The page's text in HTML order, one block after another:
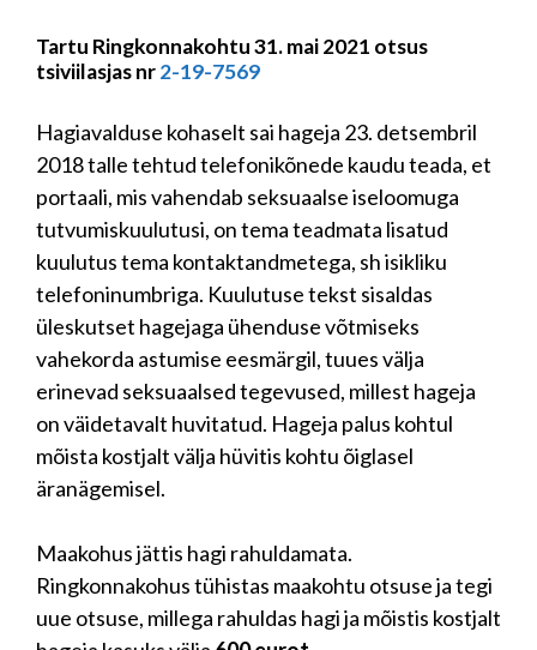
Tartu Ringkonnakohtu 31. mai 2021 otsus
tsiviilasjas nr2-19-7569
Hagiavalduse kohaselt sai hageja 23. detsembril
2018 talle tehtud telefonikõnede kaudu teada, et
portaali, mis vahendab seksuaalse iseloomuga
tutvumiskuulutusi, on tema teadmata lisatud
kuulutus tema kontaktandmetega, sh isikliku
telefoninumbriga. Kuulutuse tekst sisaldas
üleskutset hagejaga ühenduse võtmiseks
vahekorda astumise eesmärgil, tuues välja
erinevad seksuaalsed tegevused, millest hageja
on väidetavalt huvitatud. Hageja palus kohtul
mõista kostjalt välja hüvitis kohtu õiglasel
äranägemisel.
Maakohus jättis hagi rahuldamata.
Ringkonnakohus tühistas maakohtu otsuse ja tegi
uue otsuse, millega rahuldas hagi ja mõistis kostjalt